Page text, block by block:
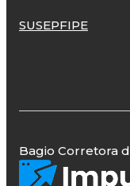
SUSEPFIPE
Bagio Corretora